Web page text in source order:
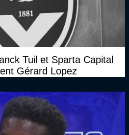
Tuil et Sparta Capital
Gérard Lopez